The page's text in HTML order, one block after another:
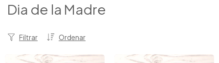
Dia de la Madre
Ordenar
Filtrar